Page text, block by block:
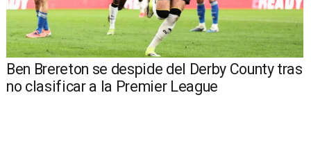
Ben Brereton se despide del Derby County tras
no clasificar a la Premier League